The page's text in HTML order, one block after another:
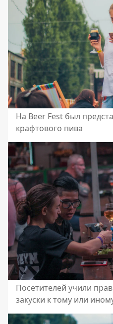
На Beer Fest был
крафтового пива
Посетителей учили
закуски к тому или